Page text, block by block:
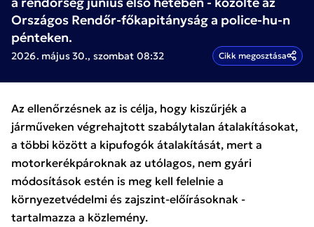
Országos Rendőr-főkapitányság a police-hu-n
pénteken.
2026. május 30., szombat 08:32 Cikk megosztása
Az ellenőrzésnek az is célja, hogy kiszűrjék a
járműveken végrehajtott szabálytalan átalakításokat,
a többi között a kipufogók átalakítását, mert a
motorkerékpároknak az utólagos, nem gyári
módosítások estén is meg kell felelnie a
környezetvédelmi és zajszint-előírásoknak -
tartalmazza a közlemény.